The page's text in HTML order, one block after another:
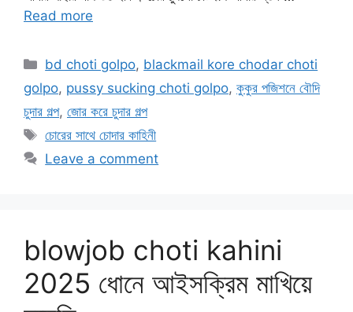
Read more
Categories
bd choti golpo, blackmail kore chodar choti
golpo, pussy sucking choti golpo, কুকুর পজিশনে বৌদি
চুদার গল্প, জোর করে চুদার গল্প
Tags
চোরের সাথে চোদার কাহিনী
Leave a comment
blowjob choti kahini
2025 ধোনে আইসক্রিম মাখিয়ে